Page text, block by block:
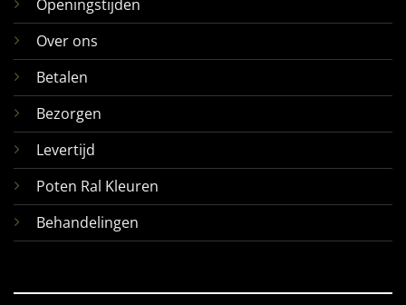
Openingstijden
Over ons
Betalen
Bezorgen
Levertijd
Poten Ral Kleuren
Behandelingen